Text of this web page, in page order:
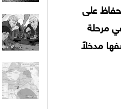
على
مرحلة
مدخلاً